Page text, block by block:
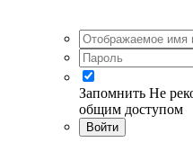
Запомнить Не
общим доступом
Войти